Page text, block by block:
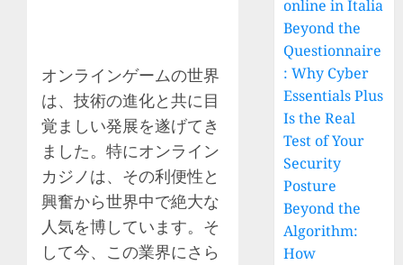
オンラインゲームの世界
は、技術の進化と共に目
覚ましい発展を遂げてき
ました。特にオンライン
カジノは、その利便性と
興奮から世界中で絶大な
人気を博しています。そ
して今、この業界にさら
online in Italia
Beyond the
Questionnaire
: Why Cyber
Essentials Plus
Is the Real
Test of Your
Security
Posture
Beyond the
Algorithm:
How